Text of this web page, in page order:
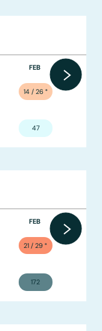
FEB
14 / 26 °
47
FEB
21 / 29 °
172